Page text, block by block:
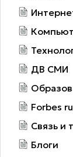
ДВ СМИ
Forbes
Связь и
Блоги